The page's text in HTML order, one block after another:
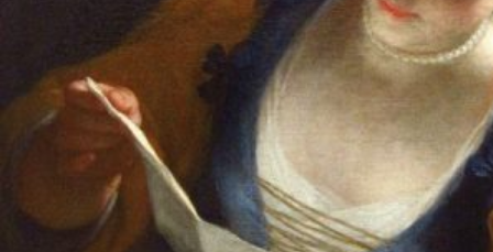
Jeudi 10 décembre (9h-18h): JOURNEE D’ETUDES INTERNATIONALE
Dans le cadre de la programmation scientifique du projet H2020
DIGITENS et du GIS Sociabilités :
“Amitiés épistolaires dans l’Europe du XVIIIe siècle” / “Epistolary
Friendships in Eighteenth-Century Europe”
Organisée par Alain Kerhervé, Isabelle Le Pape et Mascha Hansen, en